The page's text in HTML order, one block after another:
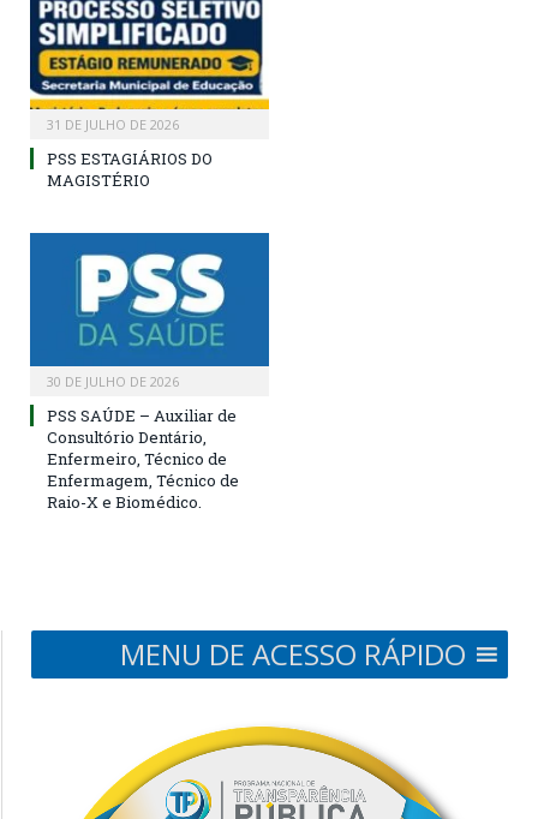
31 DE JULHO DE 2026
PSS ESTAGIÁRIOS DO
MAGISTÉRIO
30 DE JULHO DE 2026
PSS SAÚDE – Auxiliar de
Consultório Dentário,
Enfermeiro, Técnico de
Enfermagem, Técnico de
Raio-X e Biomédico.
MENU DE ACESSO RÁPIDO